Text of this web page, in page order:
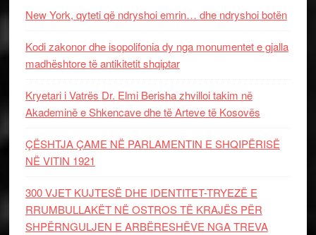
New York, qyteti që ndryshoi emrin… dhe ndryshoi botën
Kodi zakonor dhe isopolifonia dy nga monumentet e gjalla
madhështore të antikitetit shqiptar
Kryetari i Vatrës Dr. Elmi Berisha zhvilloi takim në
Akademinë e Shkencave dhe të Arteve të Kosovës
ÇËSHTJA ÇAME NË PARLAMENTIN E SHQIPËRISË
NË VITIN 1921
300 VJET KUJTESË DHE IDENTITET-TRYEZË E
RRUMBULLAKËT NË OSTROS TË KRAJËS PËR
SHPËRNGULJEN E ARBËRESHËVE NGA TREVA